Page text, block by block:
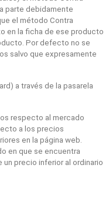
parte debidamente
el método Contra
en la ficha de ese producto
Por defecto no se
salvo que expresamente
a través de la pasarela
respecto al mercado
a los precios
en la página web.
en que se encuentra
precio inferior al ordinario